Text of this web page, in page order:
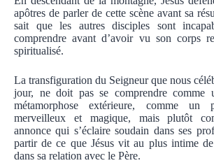
apôtres de parler de cette scène avant sa
sait que les autres disciples sont
comprendre avant d’avoir vu son corps
spiritualisé.
La transfiguration du Seigneur que nous
jour, ne doit pas se comprendre comme
métamorphose extérieure, comme un
merveilleux et magique, mais plutôt
annonce qui s’éclaire soudain dans ses
partir de ce que Jésus vit au plus intime
dans sa relation avec le Père.